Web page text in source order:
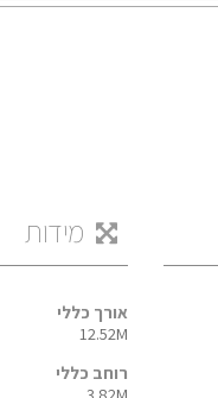
מידות
אורך כללי
12.52M
רוחב כללי
3.82M